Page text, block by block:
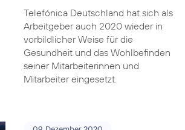
Telefónica Deutschland hat sich als
Arbeitgeber auch 2020 wieder in
vorbildlicher Weise für die
Gesundheit und das Wohlbefinden
seiner Mitarbeiterinnen und
Mitarbeiter eingesetzt.